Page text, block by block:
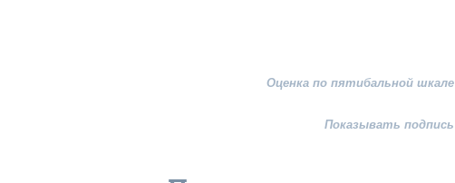
Оценка по пятибальной шкале
Показывать подпись